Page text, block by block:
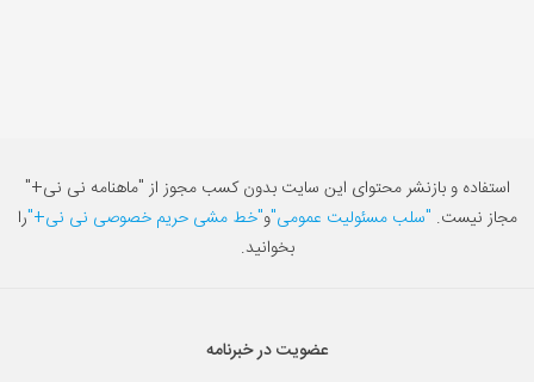
استفاده و بازنشر محتوای این سایت بدون کسب مجوز از "ماهنامه نی نی+"
مجاز نیست. "سلب مسئولیت عمومی"و"خط مشی حریم خصوصی نی نی+"را
بخوانید.
عضویت در خبرنامه